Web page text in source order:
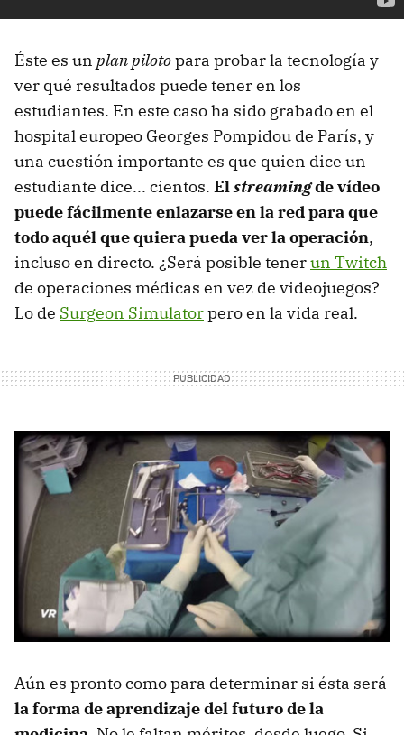
Éste es un plan pilotopara probar la tecnología y
ver qué resultados puede tener en los
estudiantes. En este caso ha sido grabado en el
hospital europeo Georges Pompidou de París, y
una cuestión importante es que quien dice un
estudiante dice... cientos. Elstreamingde vídeo
puede fácilmente enlazarse en la red para que
todo aquél que quiera pueda ver la operación,
incluso en directo. ¿Será posible tenerun Twitch
de operaciones médicas en vez de videojuegos?
Lo de Surgeon Simulatorpero en la vida real.
Aún es pronto como para determinar si ésta será
la forma de aprendizaje del futuro de la